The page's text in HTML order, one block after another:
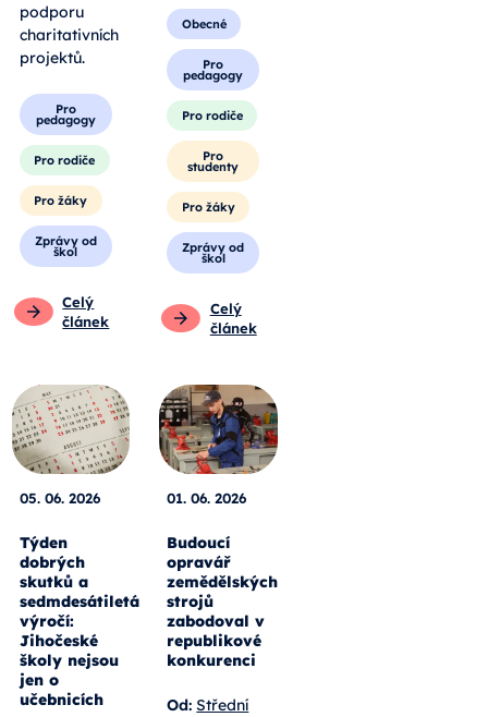
podporu
charitativních
projektů.
Pro
pedagogy
Pro rodiče
Pro žáky
Zprávy od
škol
Celý
článek
Obecné
Pro
pedagogy
Pro rodiče
Pro
studenty
Pro žáky
Zprávy od
škol
Celý
článek
05. 06. 2026
Týden
dobrých
skutků a
sedmdesátiletá
výročí:
Jihočeské
školy nejsou
jen o
učebnicích
01. 06. 2026
Budoucí
opravář
zemědělských
strojů
zabodoval v
republikové
konkurenci
Od: Střední